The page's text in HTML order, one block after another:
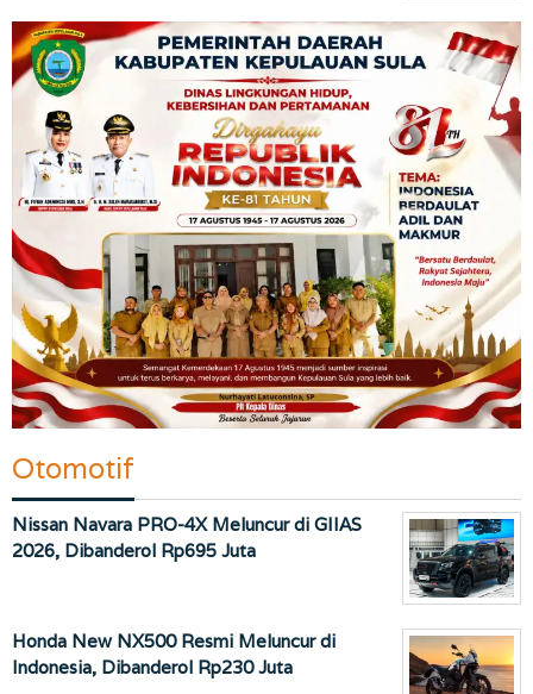
Otomotif
Nissan Navara PRO-4X Meluncur di GIIAS
2026, Dibanderol Rp695 Juta
Honda New NX500 Resmi Meluncur di
Indonesia, Dibanderol Rp230 Juta